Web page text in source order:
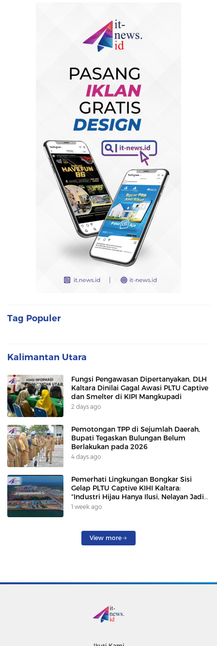
Tag Populer
Kalimantan Utara
Fungsi Pengawasan Dipertanyakan, DLH
Kaltara Dinilai Gagal Awasi PLTU Captive
dan Smelter di KIPI Mangkupadi
2 days ago
Pemotongan TPP di Sejumlah Daerah,
Bupati Tegaskan Bulungan Belum
Berlakukan pada 2026
4 days ago
Pemerhati Lingkungan Bongkar Sisi
Gelap PLTU Captive KIHI Kaltara:
“Industri Hijau Hanya Ilusi, Nelayan Jadi
Korban”
1 week ago
View more